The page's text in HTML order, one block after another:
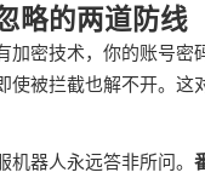
略的两道防线
密技术，你的账号密
使被拦截也解不开。
器人永远答非所问。